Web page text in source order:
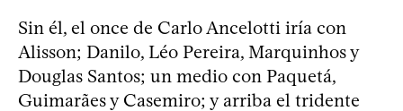
Sin él, el once de Carlo Ancelotti iría con
Alisson; Danilo, Léo Pereira, Marquinhos y
Douglas Santos; un medio con Paquetá,
Guimarães y Casemiro; y arriba el tridente